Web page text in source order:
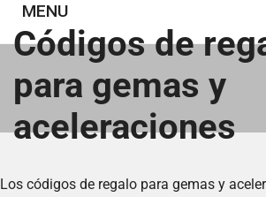
MENU
Códigos de
para gemas y
aceleraciones
Los códigos de regalo para gemas y